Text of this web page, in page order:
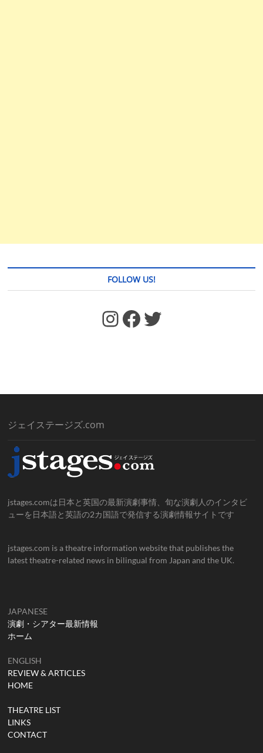
FOLLOW US!
https://www.facebook.com/jstages/ Facebook Twitter
ジェイステージズ.com
jstages.comは日本と英国の最新演劇事情、旬な演劇人のインタビ
ューを日本語と英語の2カ国語で発信する演劇情報サイトです
jstages.com is a theatre information website that publishes the
latest theatre-related news in bilingual from Japan and the UK.
JAPANESE
演劇・シアター最新情報
ホーム
ENGLISH
REVIEW & ARTICLES
HOME
THEATRE LIST
LINKS
CONTACT